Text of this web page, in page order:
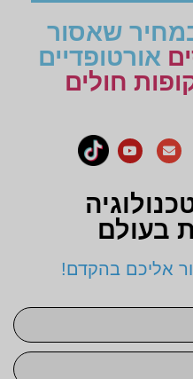
שאסור
אורטופדיים
חולים
בעולם
אליכם בהקדם!